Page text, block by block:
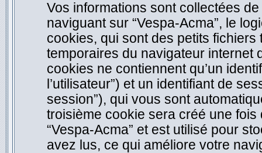
Vos informations sont collectées
naviguant sur “Vespa-Acma”, le
cookies, qui sont des petits
temporaires du navigateur internet
cookies ne contiennent qu’un
l’utilisateur”) et un identifiant de
session”), qui vous sont
troisième cookie sera créé une
“Vespa-Acma” et est utilisé pour
avez lus, ce qui améliore votre